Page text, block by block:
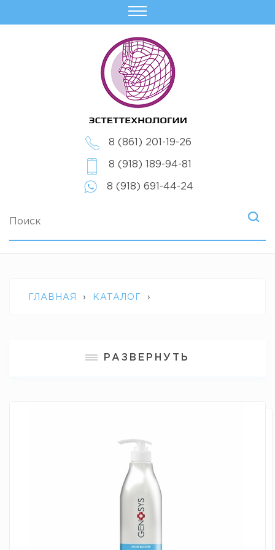
8 (861) 201-19-26
8 (918) 189-94-81
8 (918) 691-44-24
ГЛАВНАЯ › КАТАЛОГ ›
РАЗВЕРНУТЬ